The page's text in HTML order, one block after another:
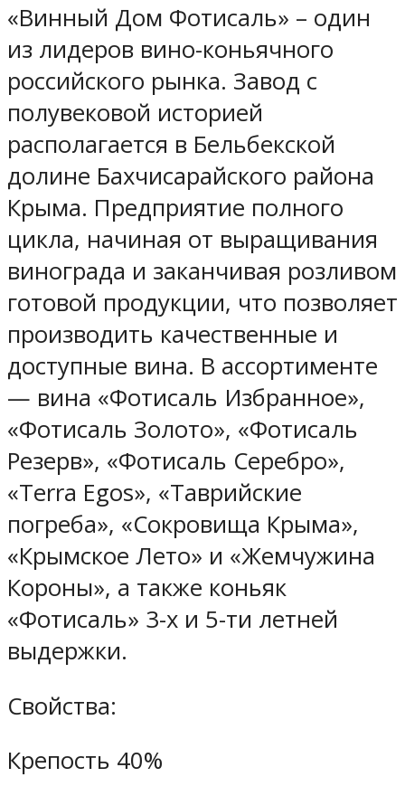
«Винный Дом Фотисаль» – один
из лидеров вино-коньячного
российского рынка. Завод с
полувековой историей
располагается в Бельбекской
долине Бахчисарайского района
Крыма. Предприятие полного
цикла, начиная от выращивания
винограда и заканчивая розливом
готовой продукции, что позволяет
производить качественные и
доступные вина. В ассортименте
— вина «Фотисаль Избранное»,
«Фотисаль Золото», «Фотисаль
Резерв», «Фотисаль Серебро»,
«Terra Egos», «Таврийские
погреба», «Сокровища Крыма»,
«Крымское Лето» и «Жемчужина
Короны», а также коньяк
«Фотисаль» 3-х и 5-ти летней
выдержки.
Свойства:
Крепость 40%